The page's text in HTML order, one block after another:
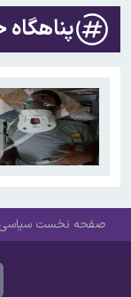
دانشمندان راز
یافته جدید: سرعت
شده است
جزئیات جدید
چه افرادی معاف
صفحه نخست سیاسی